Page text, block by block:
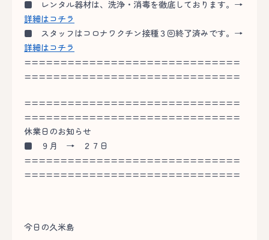
■ レンタル器材は、洗浄・消毒を徹底しております。→
詳細はコチラ
■ スタッフはコロナワクチン接種３回終了済みです。→
詳細はコチラ
==============================
==============================
==============================
==============================
休業日のお知らせ
■ ９月 → ２７日
==============================
==============================
今日の久米島